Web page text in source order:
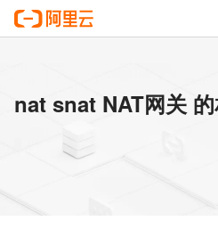
nat snat NAT网关